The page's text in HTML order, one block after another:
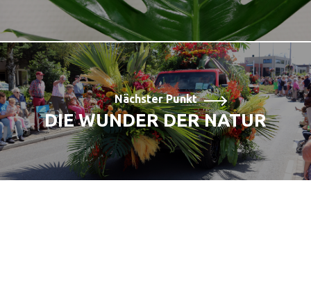
Nächster Punkt
DIE WUNDER DER NATUR